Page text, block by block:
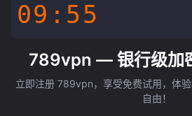
09:55
789vpn — 银行级加
立即注册 789vpn，享受免费试用，体
自由！